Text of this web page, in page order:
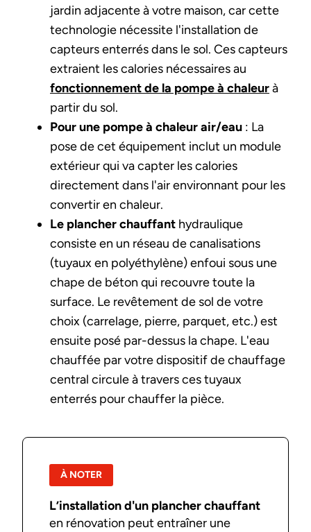
jardin adjacente à votre maison, car cette
technologie nécessite l'installation de
capteurs enterrés dans le sol. Ces capteurs
extraient les calories nécessaires au
fonctionnement de la pompe à chaleurà
partir du sol.
Pour une pompe à chaleur air/eau : La
pose de cet équipement inclut un module
extérieur qui va capter les calories
directement dans l'air environnant pour les
convertir en chaleur.
Le plancher chauffant hydraulique
consiste en un réseau de canalisations
(tuyaux en polyéthylène) enfoui sous une
chape de béton qui recouvre toute la
surface. Le revêtement de sol de votre
choix (carrelage, pierre, parquet, etc.) est
ensuite posé par-dessus la chape. L'eau
chauffée par votre dispositif de chauffage
central circule à travers ces tuyaux
enterrés pour chauffer la pièce.
À NOTER
L’installation d'un plancher chauffant
en rénovation peut entraîner une